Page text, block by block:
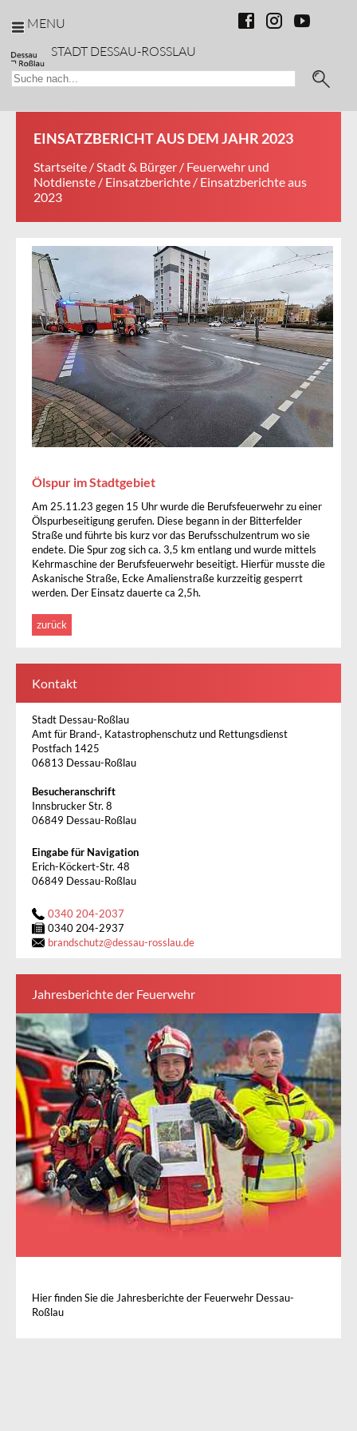
MENU
STADT DESSAU-ROSSLAU
EINSATZBERICHT AUS DEM JAHR 2023
Startseite /Stadt & Bürger / Feuerwehr und
Notdienste / Einsatzberichte / Einsatzberichte aus
2023
Ölspur im Stadtgebiet
Am 25.11.23 gegen 15 Uhr wurde die Berufsfeuerwehr zu einer
Ölspurbeseitigung gerufen. Diese begann in der Bitterfelder
Straße und führte bis kurz vor das Berufsschulzentrum wo sie
endete. Die Spur zog sich ca. 3,5 km entlang und wurde mittels
Kehrmaschine der Berufsfeuerwehr beseitigt. Hierfür musste die
Askanische Straße, Ecke Amalienstraße kurzzeitig gesperrt
werden. Der Einsatz dauerte ca 2,5h.
zurück
Kontakt
Stadt Dessau-Roßlau
Amt für Brand-, Katastrophenschutz und Rettungsdienst
Postfach 1425
06813 Dessau-Roßlau
Besucheranschrift
Innsbrucker Str. 8
06849 Dessau-Roßlau
Eingabe für Navigation
Erich-Köckert-Str. 48
06849 Dessau-Roßlau
0340 204-2037
0340 204-2937
brandschutz@dessau-rosslau.de
Jahresberichte der Feuerwehr
Hier finden Sie die Jahresberichte der Feuerwehr Dessau-
Roßlau